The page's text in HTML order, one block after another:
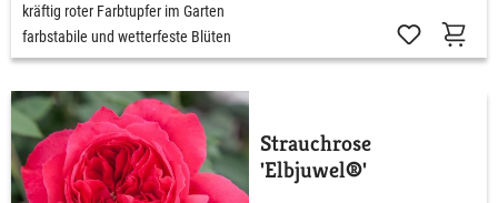
kräftig roter Farbtupfer im Garten
farbstabile und wetterfeste Blüten
Strauchrose
'Elbjuwel®'